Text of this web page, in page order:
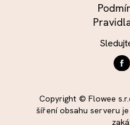
Copyright © Flowee
šíření obsahu serveru